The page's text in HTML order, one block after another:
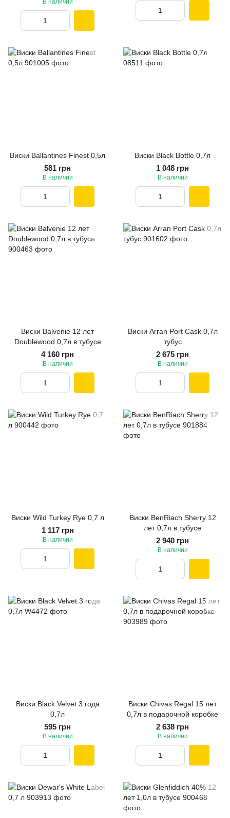
В наличии
Виски Ballantines Finest 0,5л
581 грн
В наличии
Виски Black Bottle 0,7л
1 048 грн
В наличии
Виски Balvenie 12 лет
Doublewood 0,7л в тубусе
4 160 грн
В наличии
Виски Arran Port Cask 0,7л
тубус
2 675 грн
В наличии
Виски Wild Turkey Rye 0,7 л
1 117 грн
В наличии
Виски BenRiach Sherry 12
лет 0,7л в тубусе
2 940 грн
В наличии
Виски Black Velvet 3 года
0,7л
595 грн
В наличии
Виски Chivas Regal 15 лет
0,7л в подарочной коробке
2 638 грн
В наличии